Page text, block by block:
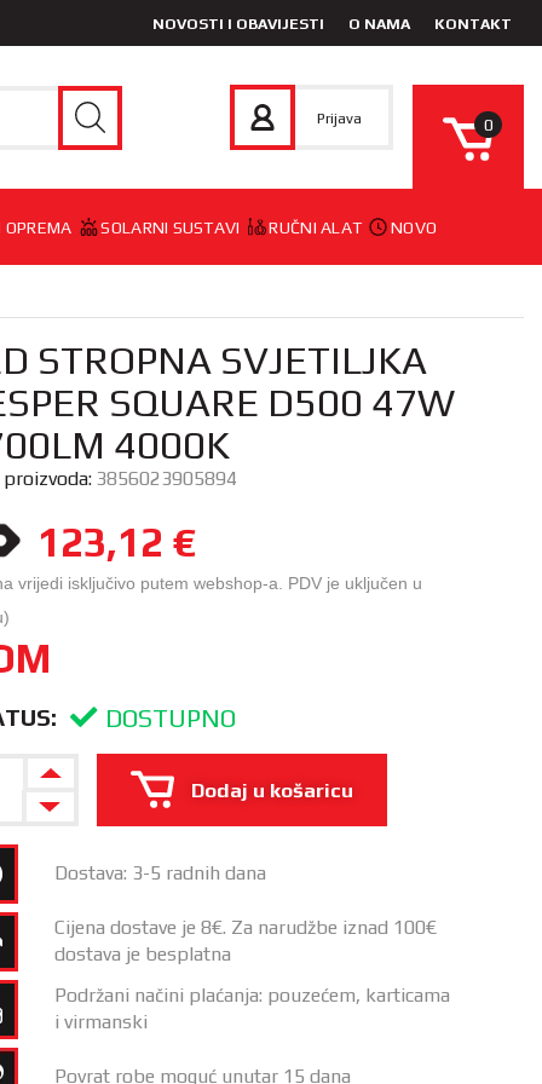
NOVOSTI I OBAVIJESTI O NAMA KONTAKT
Prijava 0
OPREMA SOLARNI SUSTAVI RUČNI ALAT NOVO
STROPNA SVJETILJKA
SQUARE D500 47W
4000K
3856023905894
123,12 €
vrijedi isključivo putem webshop-a. PDV je uključen u
DOSTUPNO
Dodaj u košaricu
Dostava: 3-5 radnih dana
Cijena dostave je 8€. Za narudžbe iznad 100€
dostava je besplatna
Podržani načini plaćanja: pouzećem, karticama
i virmanski
Povrat robe moguć unutar 15 dana